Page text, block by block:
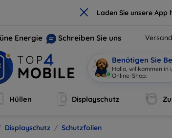
× Laden Sie unsere App
Energie Schreiben Sie uns
Benötigen Sie
Hallo, willkommen in
Online-Shop.
Hüllen Displayschutz
Displayschutz Schutzfolien